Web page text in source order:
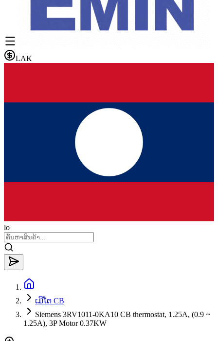
LAK
lo
ເມີໂຕ CB
Siemens 3RV1011-0KA10 CB thermostat, 1.25A, (0.9 ~
1.25A), 3P Motor 0.37KW